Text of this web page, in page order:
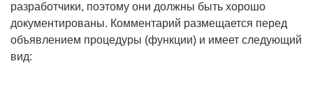
разработчики, поэтому они должны быть хорошо
документированы. Комментарий размещается перед
объявлением процедуры (функции) и имеет следующий
вид: